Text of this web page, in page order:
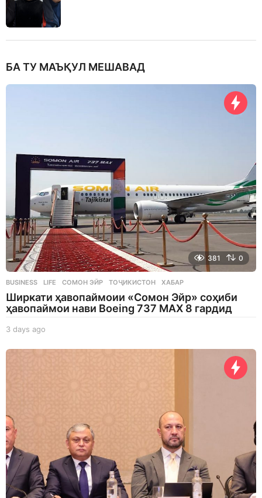
БА ТУ МАЪҚУЛ МЕШАВАД
381 0
BUSINESS ,LIFE СОМОН ЭЙР ,ТОҶИКИСТОН ,ХАБАР
Ширкати ҳавопаймоии «Сомон Эйр» соҳиби
ҳавопаймои нави Boeing 737 MAX 8 гардид
3 days ago
a